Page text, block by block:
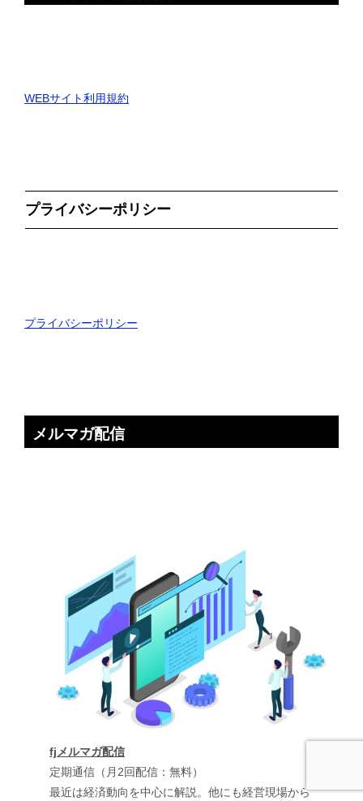
WEBサイト利用規約
プライバシーポリシー
プライバシーポリシー
メルマガ配信
fjメルマガ配信
定期通信（月2回配信：無料）
最近は経済動向を中心に解説。他にも経営現場から